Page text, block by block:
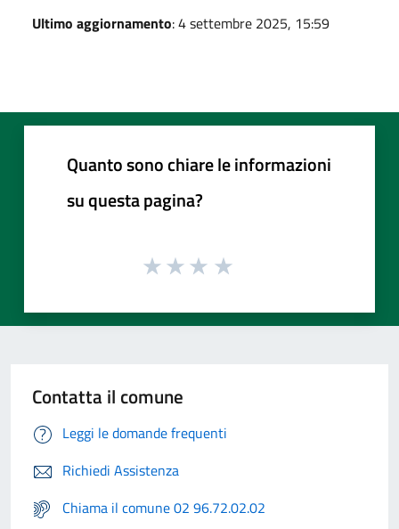
Ultimo aggiornamento: 4 settembre 2025, 15:59
Quanto sono chiare le informazioni
su questa pagina?
Contatta il comune
Leggi le domande frequenti
Richiedi Assistenza
Chiama il comune 02 96.72.02.02